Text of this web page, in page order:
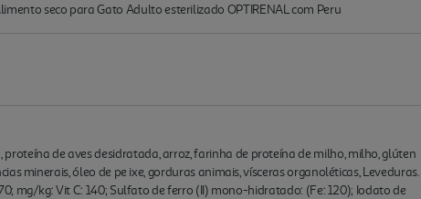
seco para Gato Adulto esterilizado OPTIRENAL com Peru
de aves desidratada, arroz, farinha de proteína de milho, milho, glúten
minerais, óleo de pe ixe, gorduras animais, vísceras organoléticas, Leveduras.
mg/kg: Vit C: 140; Sulfato de ferro (II) mono-hidratado: (Fe: 120); Iodato de